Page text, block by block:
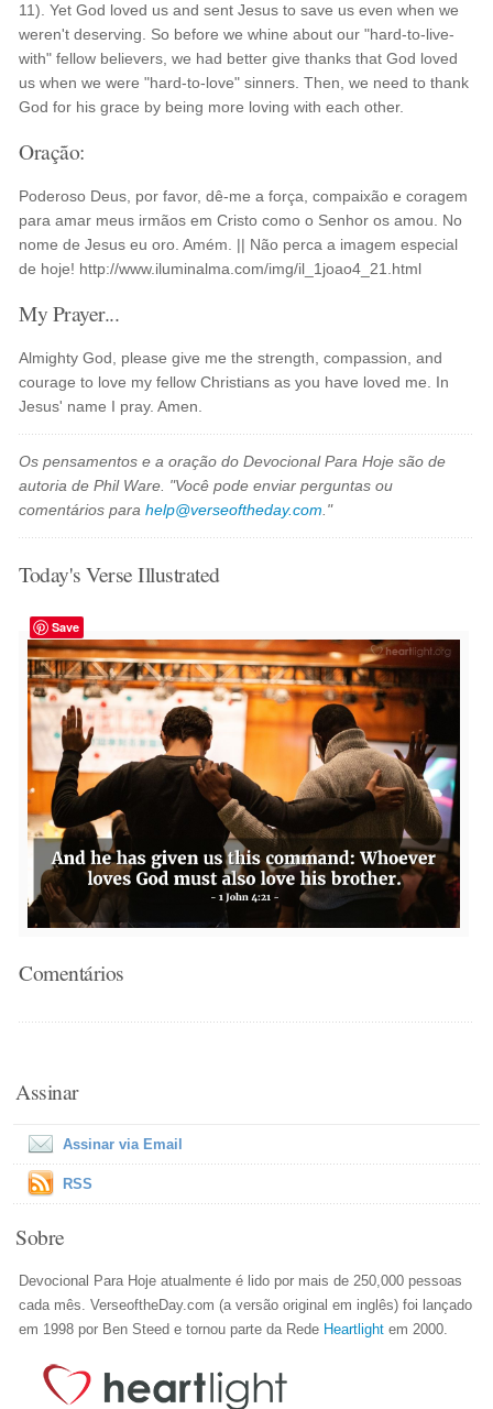
11). Yet God loved us and sent Jesus to save us even when we
weren't deserving. So before we whine about our "hard-to-live-
with" fellow believers, we had better give thanks that God loved
us when we were "hard-to-love" sinners. Then, we need to thank
God for his grace by being more loving with each other.
Oração:
Poderoso Deus, por favor, dê-me a força, compaixão e coragem
para amar meus irmãos em Cristo como o Senhor os amou. No
nome de Jesus eu oro. Amém. || Não perca a imagem especial
de hoje! http://www.iluminalma.com/img/il_1joao4_21.html
My Prayer...
Almighty God, please give me the strength, compassion, and
courage to love my fellow Christians as you have loved me. In
Jesus' name I pray. Amen.
Os pensamentos e a oração do Devocional Para Hoje são de
autoria de Phil Ware. "Você pode enviar perguntas ou
comentários parahelp@verseoftheday.com ."
Today's Verse Illustrated
Save
Comentários
Assinar
Assinar via Email
RSS
Sobre
Devocional Para Hoje atualmente é lido por mais de 250,000 pessoas
cada mês. VerseoftheDay.com (a versão original em inglês) foi lançado
em 1998 por Ben Steed e tornou parte da Rede Heartlight em 2000.